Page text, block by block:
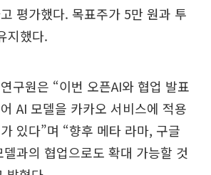
평가했다. 목표주가 5만 원과 투
지했다.
구원은 “이번 오픈AI와 협업 발표
AI 모델을 카카오 서비스에 적용
있다”며 “향후 메타 라마, 구글
과의 협업으로도 확대 가능할 것